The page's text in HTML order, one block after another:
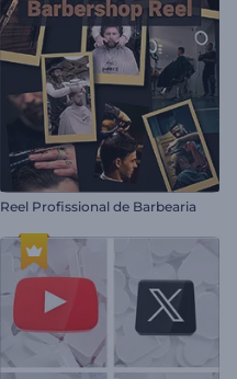
Reel Profissional de Barbearia